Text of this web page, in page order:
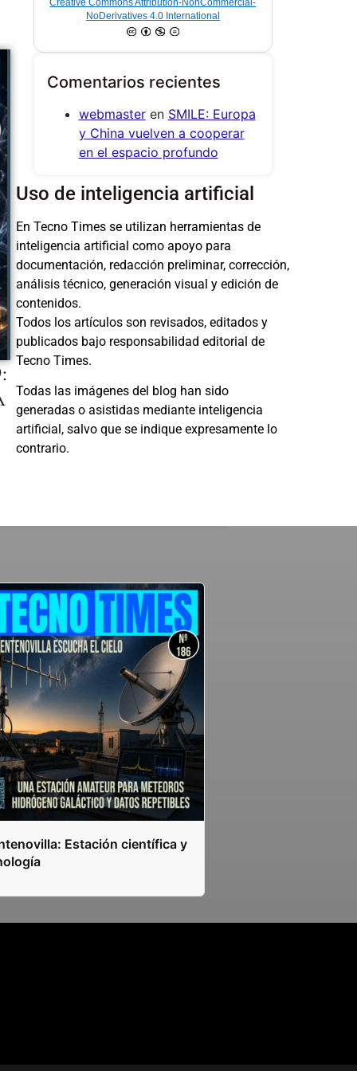
Creative Commons Attribution-NonCommercial-
NoDerivatives 4.0 International
Comentarios recientes
webmasteren SMILE: Europa
y China vuelven a cooperar
en el espacio profundo
Uso de inteligencia artificial
En Tecno Times se utilizan herramientas de
inteligencia artificial como apoyo para
documentación, redacción preliminar, corrección,
análisis técnico, generación visual y edición de
contenidos.
Todos los artículos son revisados, editados y
publicados bajo responsabilidad editorial de
Tecno Times.
Todas las imágenes del blog han sido
generadas o asistidas mediante inteligencia
artificial, salvo que se indique expresamente lo
contrario.
Estación científica y